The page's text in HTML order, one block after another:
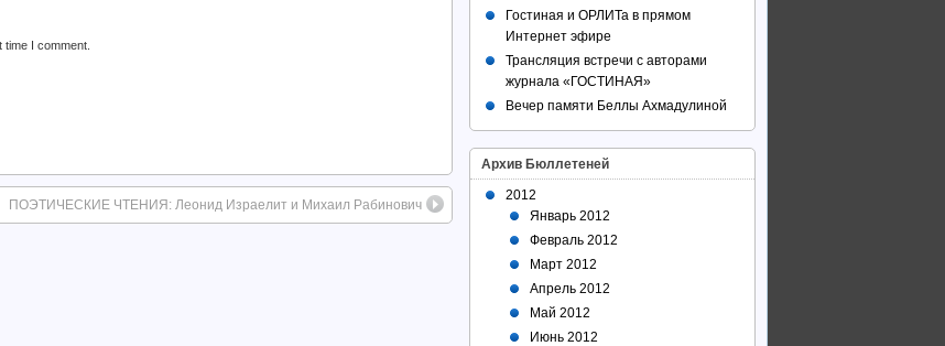
I comment.
ПОЭТИЧЕСКИЕ ЧТЕНИЯ: Леонид Израелит и Михаил Рабинович
Гостиная и ОРЛИТа в прямом
Интернет эфире
Трансляция встречи с авторами
журнала «ГОСТИНАЯ»
Вечер памяти Беллы Ахмадулиной
Архив Бюллетеней
2012
Январь 2012
Февраль 2012
Март 2012
Апрель 2012
Май 2012
Июнь 2012